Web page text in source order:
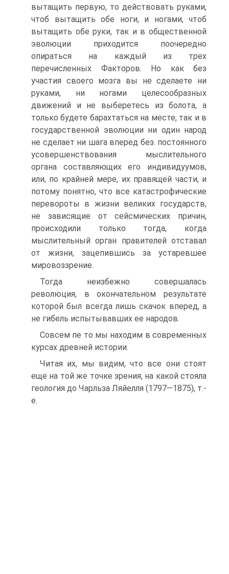
вытащить первую, то действовать руками,
чтоб вытащить обе ноги, и ногами, чтоб
вытащить обе руки, так и в общественной
эволюции приходится поочередно
опираться на каждый из трех
перечисленных Факторов. Но как без
участия своего мозга вы не сделаете ни
руками, ни ногами целесообразных
движений и не выберетесь из болота, а
только будете барахтаться на месте, так и в
государственной эволюции ни один народ
не сделает ни шага вперед без. постоянного
усовершенствования мыслительного
органа составляющих его индивидуумов,
или, по крайней мере, их правящей части, и
потому понятно, что все катастрофические
перевороты в жизни великих государств,
не зависящие от сейсмических причин,
происходили только тогда, когда
мыслительный орган правителей отставал
от жизни, зацепившись за устаревшее
мировоззрение.
Тогда неизбежно совершалась
революция, в окончательном результате
которой был всегда лишь скачок вперед, а
не гибель испытывавших ее народов.
Совсем пе то мы находим в современных
курсах древней истории.
Читая их, мы видим, что все они стоят
еще на той же точке зрения, на какой стояла
геология до Чарльза Ляйелля (1797—1875), т.-
е.